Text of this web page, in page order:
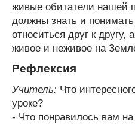
живые обитатели нашей
должны знать и
относиться друг к другу,
живое и неживое на
Рефлексия
Учитель: Что
уроке?
- Что понравилось вам на